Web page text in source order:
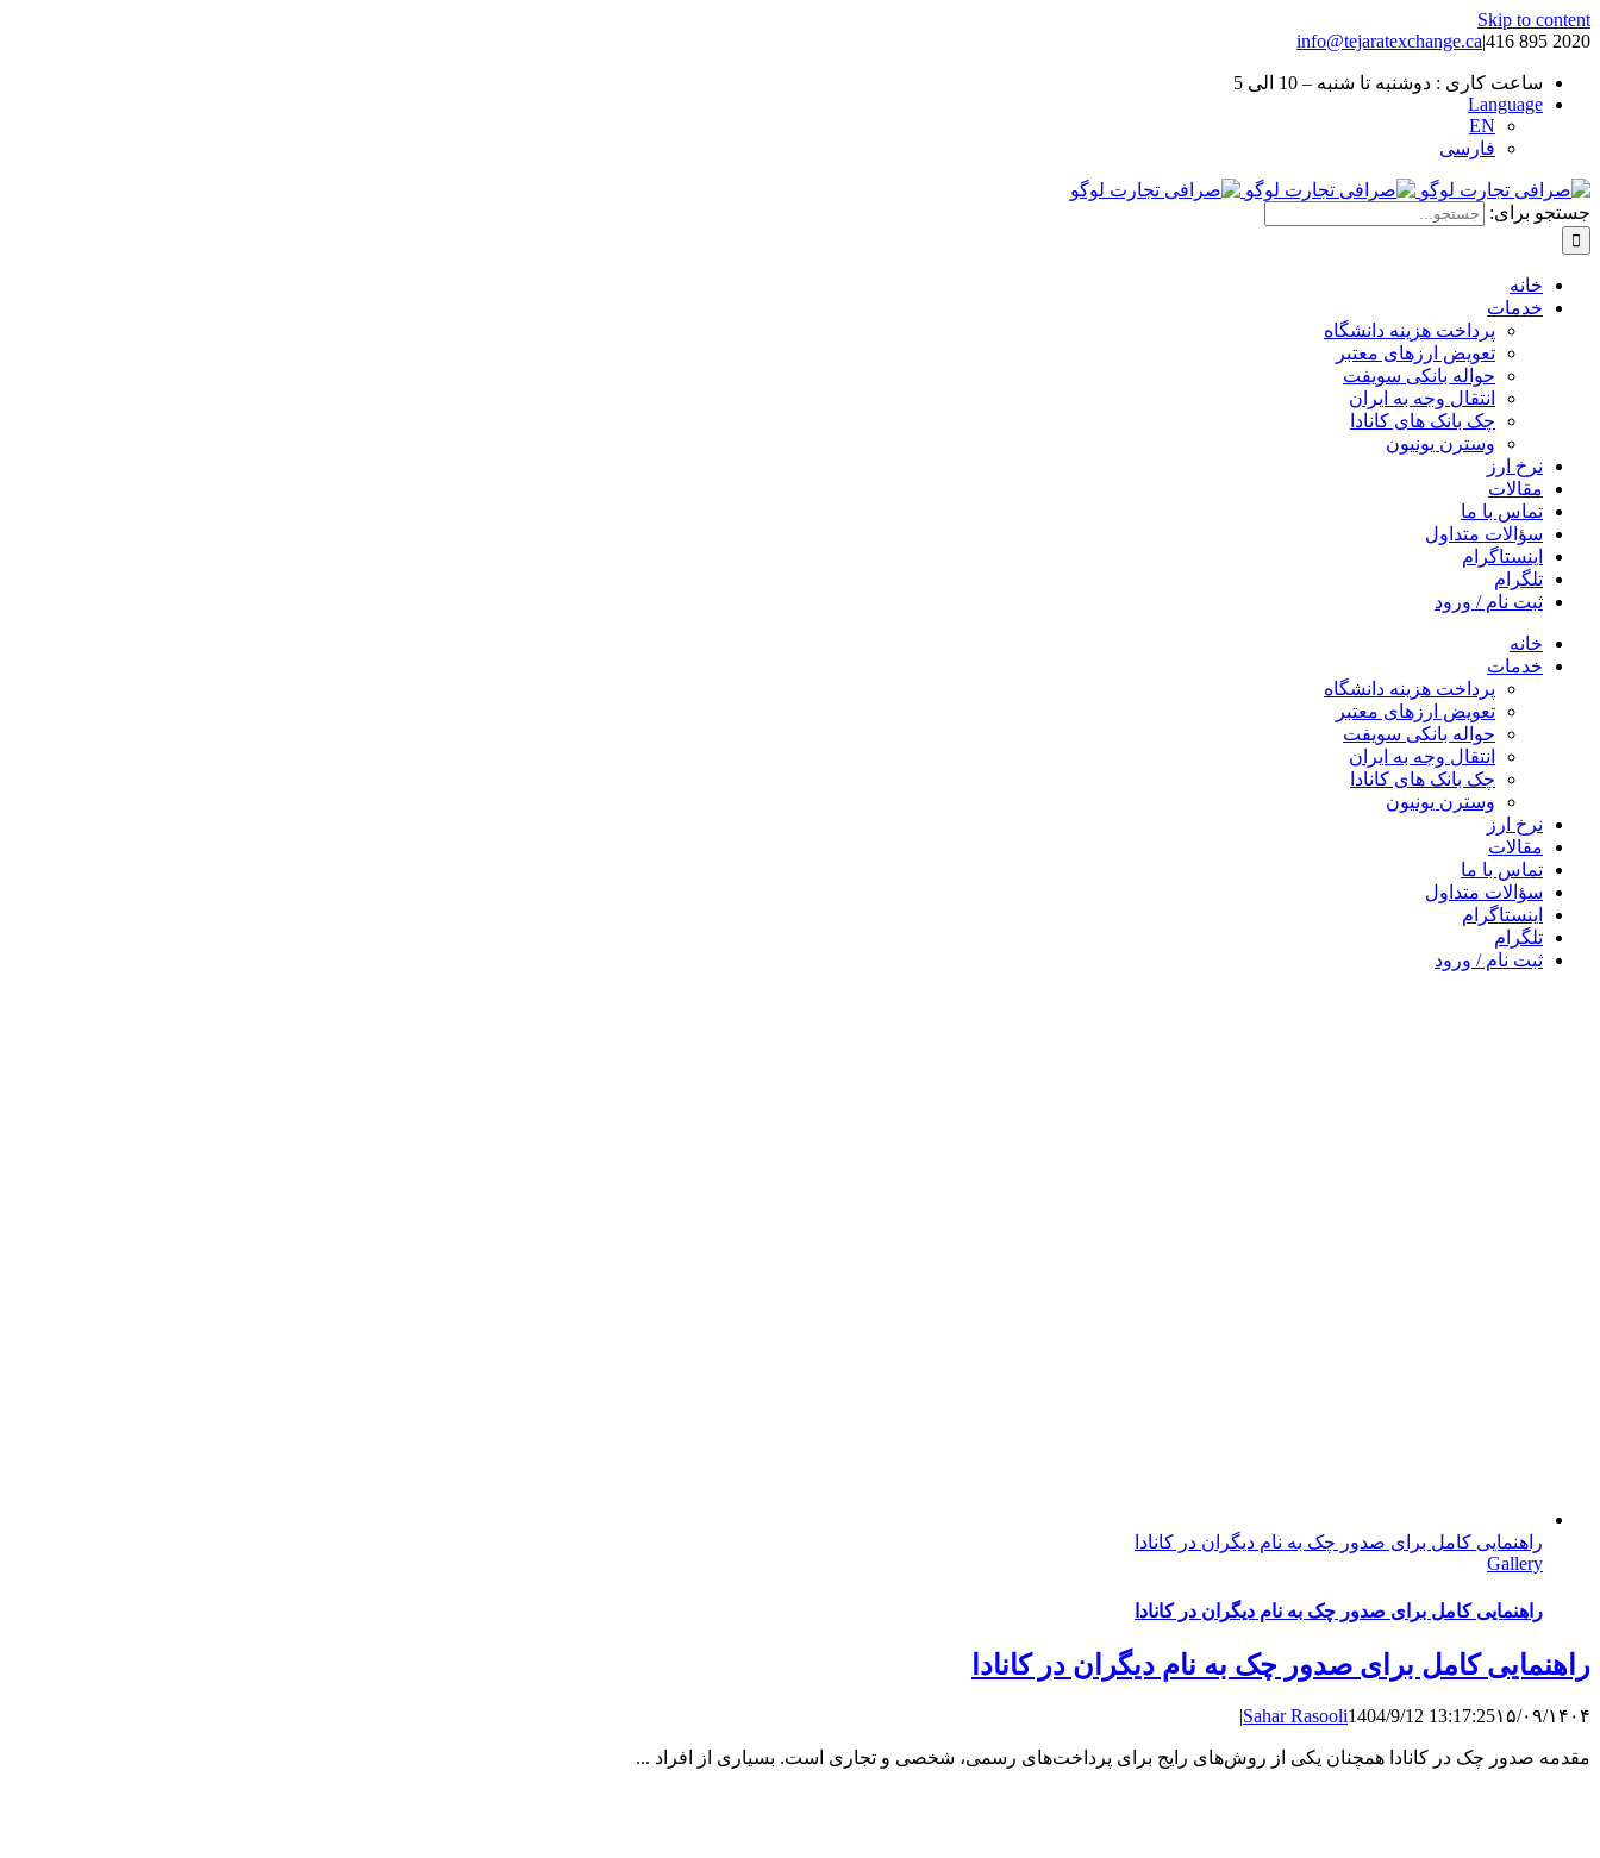
Skip to content
2020 895 416
|
info@tejaratexchange.ca
ساعت کاری : دوشنبه تا شنبه – 10 الی 5
Language
EN
فارسی
جستجو برای:
خانه
خدمات
پرداخت هزینه دانشگاه
تعویض ارزهای معتبر
حواله بانکی سویفت
انتقال وجه به ایران
چک بانک های کانادا
وسترن یونیون
نرخ ارز
مقالات
تماس با ما
سؤالات متداول
اینستاگرام
تلگرام
ثبت نام / ورود
خانه
خدمات
پرداخت هزینه دانشگاه
تعویض ارزهای معتبر
حواله بانکی سویفت
انتقال وجه به ایران
چک بانک های کانادا
وسترن یونیون
نرخ ارز
مقالات
تماس با ما
سؤالات متداول
اینستاگرام
تلگرام
ثبت نام / ورود
راهنمایی کامل برای صدور چک به نام دیگران در کانادا
Gallery
راهنمایی کامل برای صدور چک به نام دیگران در کانادا
راهنمایی کامل برای صدور چک به نام دیگران در کانادا
Sahar Rasooli1404/9/12 13:17:25۱۵/۰۹/۱۴۰۴ |
مقدمه صدور چک در کانادا همچنان یکی از روش‌های رایج برای پرداخت‌های رسمی، شخصی و تجاری است. بسیاری از افراد ...